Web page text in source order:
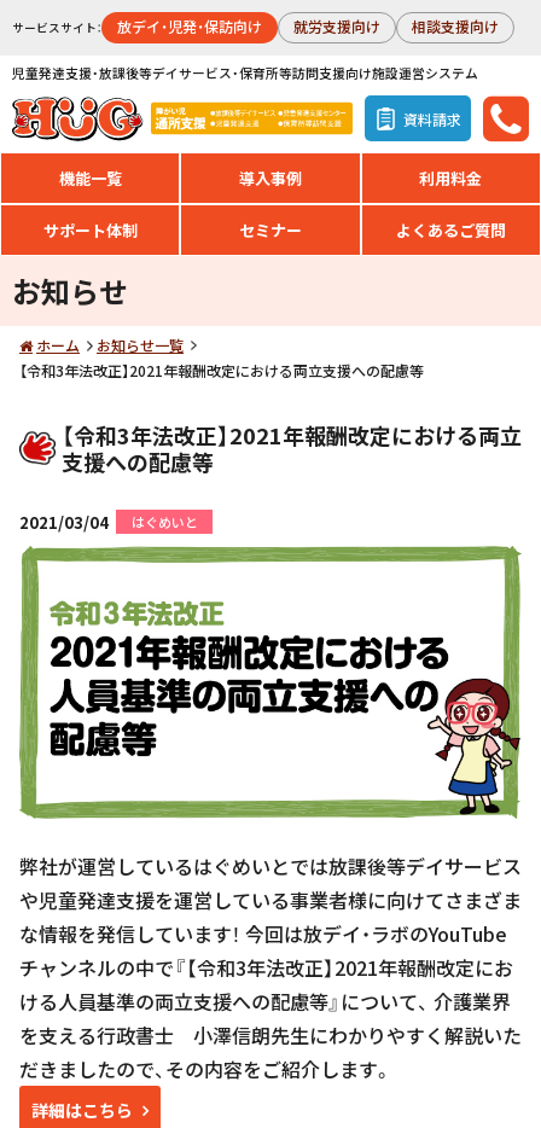
サービスサイト： 放デイ・児発・保訪向け 就労支援向け 相談支援向け
児童発達支援・放課後等デイサービス・保育所等訪問支援向け施設運営システム
資料請求
機能一覧 導入事例 利用料金
サポート体制 セミナー よくあるご質問
お知らせ
ホーム
お知らせ一覧
【令和3年法改正】2021年報酬改定における両立支援への配慮等
【令和3年法改正】2021年報酬改定における両立
支援への配慮等
2021/03/04 はぐめいと
弊社が運営しているはぐめいとでは放課後等デイサービス
や児童発達支援を運営している事業者様に向けてさまざま
な情報を発信しています！ 今回は放デイ・ラボのYouTube
チャンネルの中で『【令和3年法改正】2021年報酬改定にお
ける人員基準の両立支援への配慮等』について、 介護業界
を支える行政書士 小澤信朗先生にわかりやすく解説いた
だきましたので、その内容をご紹介します。
詳細はこちら